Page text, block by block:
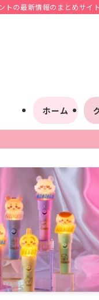
トの最新情報のまとめサイ
ホーム